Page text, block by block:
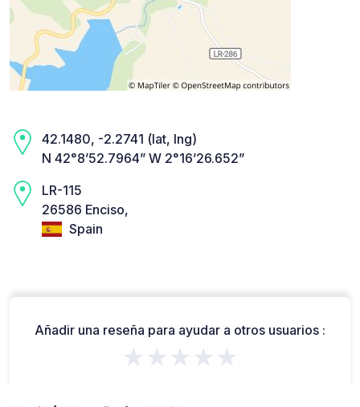
42.1480, -2.2741 (lat, lng)
N 42°8’52.7964” W 2°16’26.652”
LR-115
26586 Enciso,
Spain
Añadir una reseña para ayudar a otros usuarios :
★★★★★